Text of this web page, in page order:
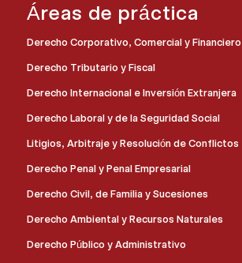
Áreas de práctica
Derecho Corporativo, Comercial y Financiero
Derecho Tributario y Fiscal
Derecho Internacional e Inversión Extranjera
Derecho Laboral y de la Seguridad Social
Litigios, Arbitraje y Resolución de Conflictos
Derecho Penal y Penal Empresarial
Derecho Civil, de Familia y Sucesiones
Derecho Ambiental y Recursos Naturales
Derecho Público y Administrativo